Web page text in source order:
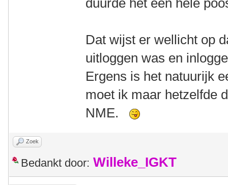
duurde het een hele
Dat wijst er wellicht op
uitloggen was en
Ergens is het natuurijk
moet ik maar hetzelfde
NME.
Zoek
Bedankt door: Willeke_IGKT